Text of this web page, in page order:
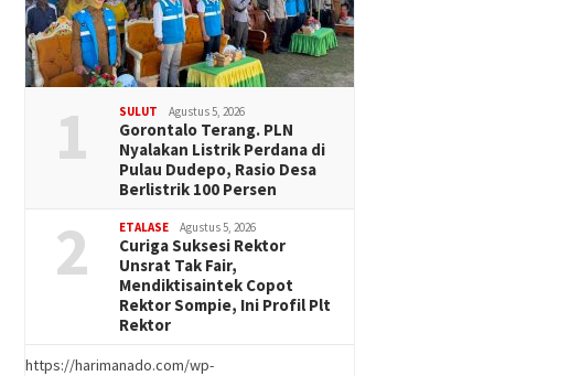
1 SULUT Agustus 5, 2026
Gorontalo Terang. PLN
Nyalakan Listrik Perdana di
Pulau Dudepo, Rasio Desa
Berlistrik 100 Persen
2 ETALASE Agustus 5, 2026
Curiga Suksesi Rektor
Unsrat Tak Fair,
Mendiktisaintek Copot
Rektor Sompie, Ini Profil Plt
Rektor
https://harimanado.com/wp-